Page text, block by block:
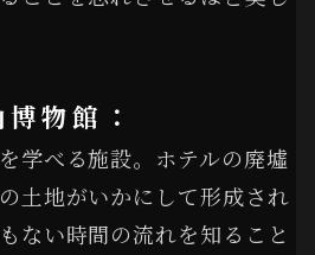
物館：
学べる施設。ホテルの廃墟
土地がいかにして形成され
ない時間の流れを知ること